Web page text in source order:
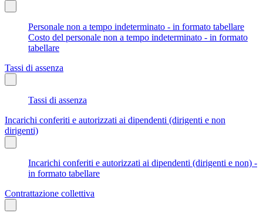
Personale non a tempo indeterminato - in formato tabellare
Costo del personale non a tempo indeterminato - in formato
tabellare
Tassi di assenza
Tassi di assenza
Incarichi conferiti e autorizzati ai dipendenti (dirigenti e non
dirigenti)
Incarichi conferiti e autorizzati ai dipendenti (dirigenti e non) -
in formato tabellare
Contrattazione collettiva